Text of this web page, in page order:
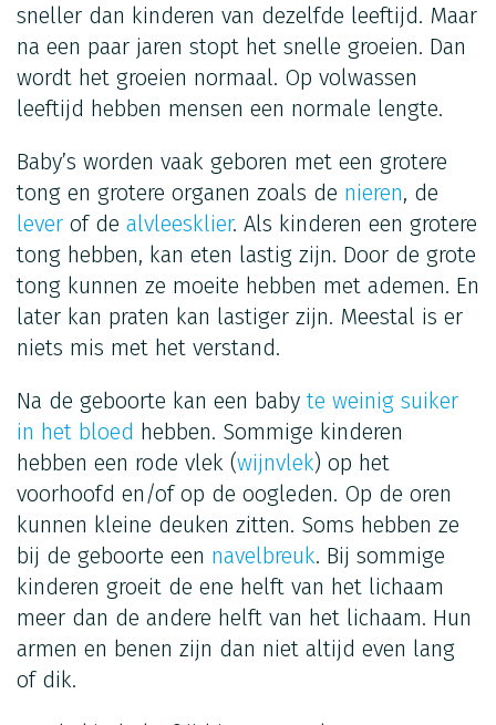
sneller dan kinderen van dezelfde leeftijd. Maar
na een paar jaren stopt het snelle groeien. Dan
wordt het groeien normaal. Op volwassen
leeftijd hebben mensen een normale lengte.
Baby’s worden vaak geboren met een grotere
tong en grotere organen zoals de nieren, de
lever of de alvleesklier. Als kinderen een grotere
tong hebben, kan eten lastig zijn. Door de grote
tong kunnen ze moeite hebben met ademen. En
later kan praten kan lastiger zijn. Meestal is er
niets mis met het verstand.
Na de geboorte kan een baby te weinig suiker
in het bloed hebben. Sommige kinderen
hebben een rode vlek (wijnvlek) op het
voorhoofd en/of op de oogleden. Op de oren
kunnen kleine deuken zitten. Soms hebben ze
bij de geboorte een navelbreuk. Bij sommige
kinderen groeit de ene helft van het lichaam
meer dan de andere helft van het lichaam. Hun
armen en benen zijn dan niet altijd even lang
of dik.